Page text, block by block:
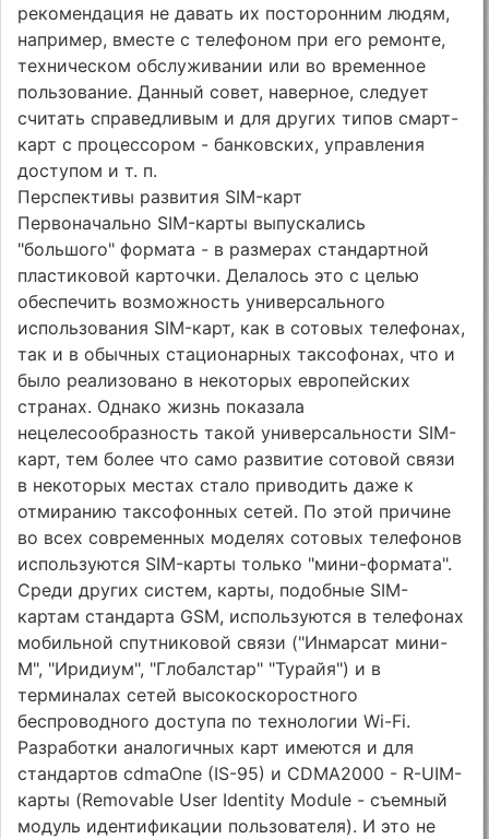
рекомендация не давать их посторонним людям,
например, вместе с телефоном при его ремонте,
техническом обслуживании или во временное
пользование. Данный совет, наверное, следует
считать справедливым и для других типов смарт-
карт с процессором - банковских, управления
доступом и т. п.
Перспективы развития SIM-карт
Первоначально SIM-карты выпускались
"большого" формата - в размерах стандартной
пластиковой карточки. Делалось это с целью
обеспечить возможность универсального
использования SIM-карт, как в сотовых телефонах,
так и в обычных стационарных таксофонах, что и
было реализовано в некоторых европейских
странах. Однако жизнь показала
нецелесообразность такой универсальности SIM-
карт, тем более что само развитие сотовой связи
в некоторых местах стало приводить даже к
отмиранию таксофонных сетей. По этой причине
во всех современных моделях сотовых телефонов
используются SIM-карты только "мини-формата".
Среди других систем, карты, подобные SIM-
картам стандарта GSM, используются в телефонах
мобильной спутниковой связи ("Инмарсат мини-
М", "Иридиум", "Глобалстар" "Турайя") и в
терминалах сетей высокоскоростного
беспроводного доступа по технологии Wi-Fi.
Разработки аналогичных карт имеются и для
стандартов cdmaOne (IS-95) и CDMA2000 - R-UIM-
карты (Removable User Identity Module - съемный
модуль идентификации пользователя). И это не